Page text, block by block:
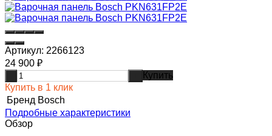
Артикул: 2266123
24 900 ₽
Купить
Купить в 1 клик
Бренд Bosch
Подробные характеристики
Обзор